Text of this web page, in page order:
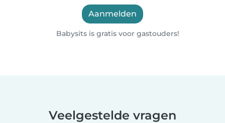
Aanmelden
Babysits is gratis voor gastouders!
Veelgestelde vragen